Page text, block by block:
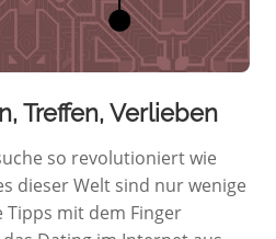
Treffen, Verlieben
so revolutioniert wie
dieser Welt sind nur wenige
mit dem Finger